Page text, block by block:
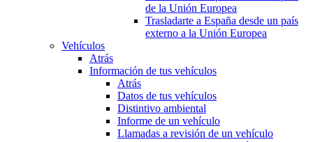
de la Unión Europea
Trasladarte a España desde un país
externo a la Unión Europea
Vehículos
Atrás
Información de tus vehículos
Atrás
Datos de tus vehículos
Distintivo ambiental
Informe de un vehículo
Llamadas a revisión de un vehículo